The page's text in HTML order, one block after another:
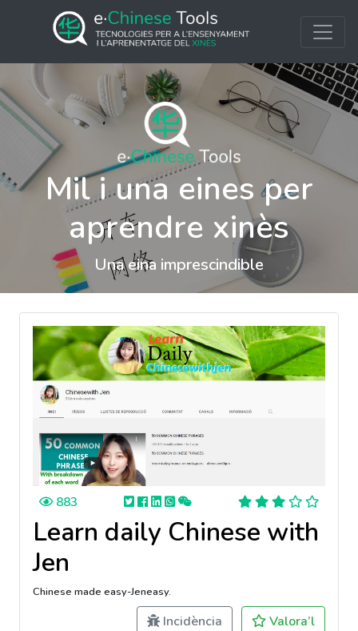
Mil i una eines per
aprendre xinès
Una eina imprescindible
883
Learn daily Chinese with
Jen
Chinese made easy-Jeneasy.
Incidència Valora’l